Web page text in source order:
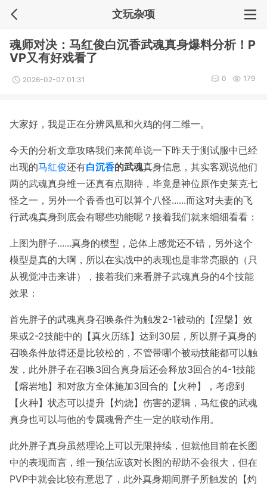
文玩杂项
魂师对决：马红俊白沉香武魂真身爆料分析！P
VP又有好戏看了
2026-02-07 01:31 179
0
大家好，我是正在分辨凤凰和火鸡的何二维一。
今天的分析文章攻略我们来简单说一下昨天于测试服中已经
出现的马红俊还有白沉香的武魂真身信息，其实客观说他们
两的武魂真身维一还真有点期待，毕竟是神位原作史莱克七
怪之一，另外一个香香也可以算个八怪......而这对夫妻的飞
行武魂真身到底会有哪些功能呢？接着我们就来细细看看：
上图为胖子......真身的模型，总体上感觉还不错，另外这个
模型是真的大啊，所以在实战中的表现也是非常亮眼的（只
从视觉冲击来讲），接着我们来看胖子武魂真身的4个技能
效果：
首先胖子的武魂真身召唤条件为触发2-1被动的【涅槃】效
果或2-2技能中的【真火历练】达到30层，所以胖子真身的
召唤条件放得还是比较松的，不管带哪个被动技能都可以触
发，此外胖子在召唤3回合真身后还会释放3回合的4-1技能
【熔岩地】和对敌方全体施加3回合的【火种】，考虑到
【火种】状态可以提升【灼烧】伤害的逻辑，马红俊的武魂
真身也可以与他的专属魂骨产生一定的联动作用。
此外胖子真身虽然理论上可以无限持续，但就他目前在长图
中的表现而言，维一预估应该对长图的帮助不会很大，但在
PVP中就会比较有意思了，此外真身期间胖子所触发的【灼